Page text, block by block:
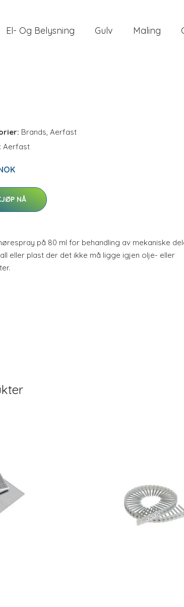
El- Og Belysning Gulv Maling
Brands, Aerfast
Aerfast
NÅ
på 80 ml for behandling av mekaniske
eller plast der det ikke må ligge igjen olje- eller